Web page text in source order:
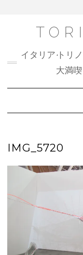
イタリア•トリ
大満
IMG_5720